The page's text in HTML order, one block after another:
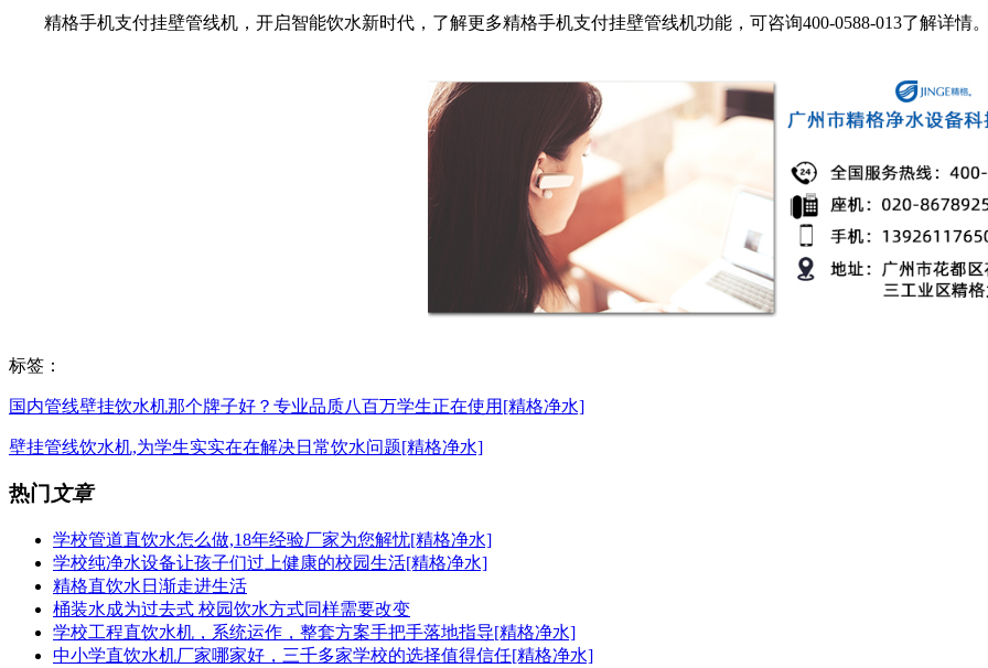
精格手机支付挂壁管线机，开启智能饮水新时代，了解更多精格手机支付挂壁管线机功能，可咨询400-0588-013了解详情
标签：
国内管线壁挂饮水机那个牌子好？专业品质八百万学生正在使用[精格净水]
壁挂管线饮水机,为学生实实在在解决日常饮水问题[精格净水]
热门 文章
学校管道直饮水怎么做,18年经验厂家为您解忧[精格净水]
学校纯净水设备让孩子们过上健康的校园生活[精格净水]
精格直饮水日渐走进生活
桶装水成为过去式 校园饮水方式同样需要改变
学校工程直饮水机，系统运作，整套方案手把手落地指导[精格净水]
中小学直饮水机厂家哪家好，三千多家学校的选择值得信任[精格净水]